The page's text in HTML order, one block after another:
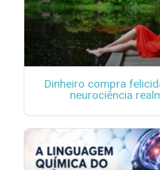
Dinheiro compra
neurociência